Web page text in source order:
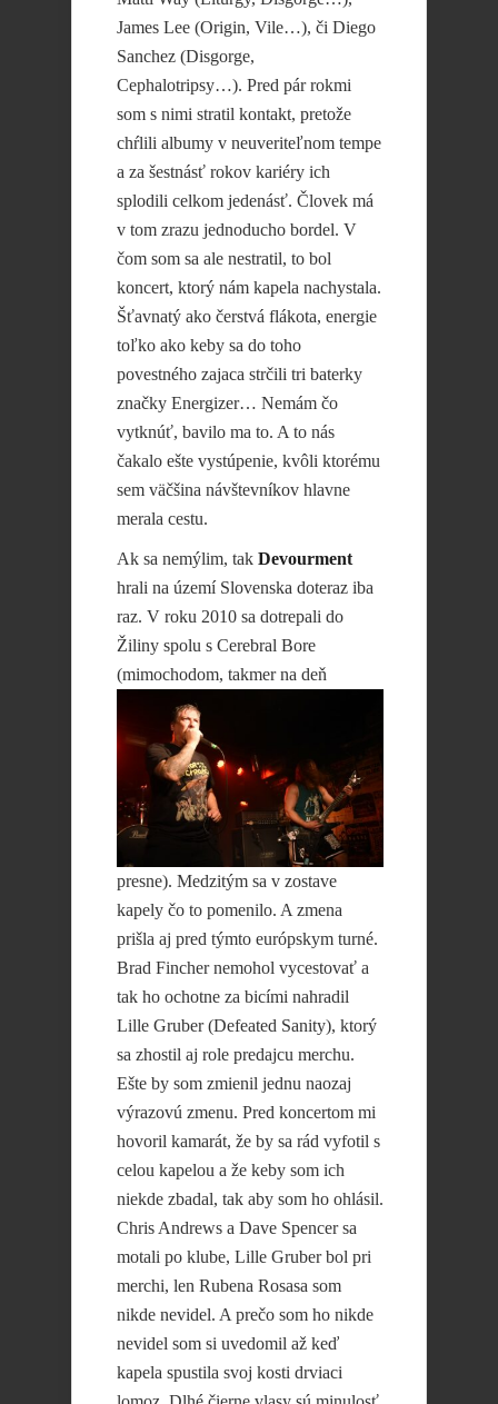
James Lee (Origin, Vile…), či Diego
Sanchez (Disgorge,
Cephalotripsy…). Pred pár rokmi
som s nimi stratil kontakt, pretože
chŕlili albumy v neuveriteľnom tempe
a za šestnásť rokov kariéry ich
splodili celkom jedenásť. Človek má
v tom zrazu jednoducho bordel. V
čom som sa ale nestratil, to bol
koncert, ktorý nám kapela nachystala.
Šťavnatý ako čerstvá flákota, energie
toľko ako keby sa do toho
povestného zajaca strčili tri baterky
značky Energizer… Nemám čo
vytknúť, bavilo ma to. A to nás
čakalo ešte vystúpenie, kvôli ktorému
sem väčšina návštevníkov hlavne
merala cestu.
Ak sa nemýlim, tak Devourment
hrali na území Slovenska doteraz iba
raz. V roku 2010 sa dotrepali do
Žiliny spolu s Cerebral Bore
(mimochodom, takmer na deň
presne). Medzitým sa v zostave
kapely čo to pomenilo. A zmena
prišla aj pred týmto európskym turné.
Brad Fincher nemohol vycestovať a
tak ho ochotne za bicími nahradil
Lille Gruber (Defeated Sanity), ktorý
sa zhostil aj role predajcu merchu.
Ešte by som zmienil jednu naozaj
výrazovú zmenu. Pred koncertom mi
hovoril kamarát, že by sa rád vyfotil s
celou kapelou a že keby som ich
niekde zbadal, tak aby som ho ohlásil.
Chris Andrews a Dave Spencer sa
motali po klube, Lille Gruber bol pri
merchi, len Rubena Rosasa som
nikde nevidel. A prečo som ho nikde
nevidel som si uvedomil až keď
kapela spustila svoj kosti drviaci